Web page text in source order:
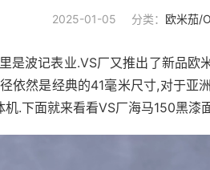
2025-01-05 分类： 欧米茄/
是波记表业.VS厂又推出了新品欧
依然是经典的41毫米尺寸,对于亚
.下面就来看看VS厂海马150黑漆